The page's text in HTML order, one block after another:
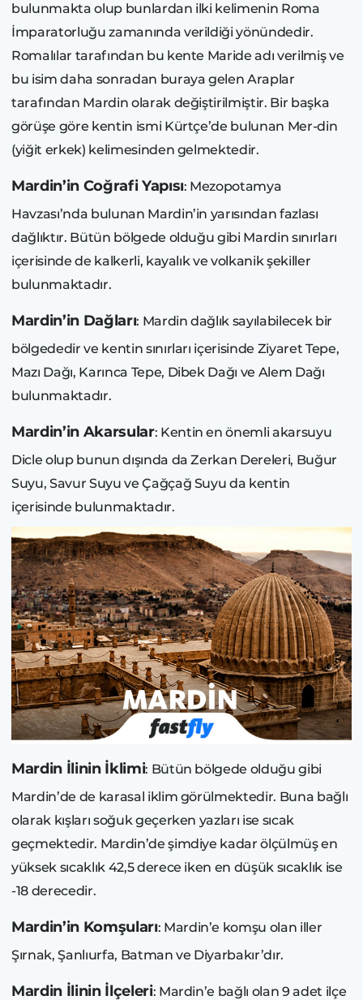
bulunmakta olup bunlardan ilki kelimenin Roma
İmparatorluğu zamanında verildiği yönündedir.
Romalılar tarafından bu kente Maride adı verilmiş ve
bu isim daha sonradan buraya gelen Araplar
tarafından Mardin olarak değiştirilmiştir. Bir başka
görüşe göre kentin ismi Kürtçe’de bulunan Mer-din
(yiğit erkek) kelimesinden gelmektedir.
Mardin’in Coğrafi Yapısı: Mezopotamya
Havzası’nda bulunan Mardin’in yarısından fazlası
dağlıktır. Bütün bölgede olduğu gibi Mardin sınırları
içerisinde de kalkerli, kayalık ve volkanik şekiller
bulunmaktadır.
Mardin’in Dağları: Mardin dağlık sayılabilecek bir
bölgededir ve kentin sınırları içerisinde Ziyaret Tepe,
Mazı Dağı, Karınca Tepe, Dibek Dağı ve Alem Dağı
bulunmaktadır.
Mardin’in Akarsular: Kentin en önemli akarsuyu
Dicle olup bunun dışında da Zerkan Dereleri, Buğur
Suyu, Savur Suyu ve Çağçağ Suyu da kentin
içerisinde bulunmaktadır.
Mardin İlinin İklimi: Bütün bölgede olduğu gibi
Mardin’de de karasal iklim görülmektedir. Buna bağlı
olarak kışları soğuk geçerken yazları ise sıcak
geçmektedir. Mardin’de şimdiye kadar ölçülmüş en
yüksek sıcaklık 42,5 derece iken en düşük sıcaklık ise
-18 derecedir.
Mardin’in Komşuları: Mardin’e komşu olan iller
Şırnak, Şanlıurfa, Batman ve Diyarbakır’dır.
Mardin İlinin İlçeleri: Mardin’e bağlı olan 9 adet ilçe